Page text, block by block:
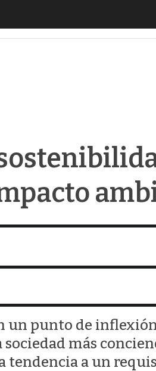
El reto de
un punto de
más
tendencia a un